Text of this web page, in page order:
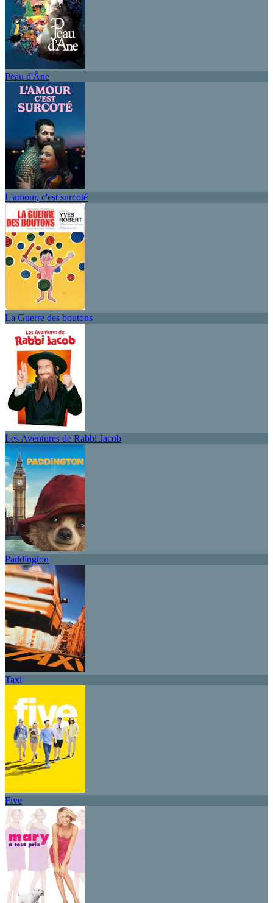
Peau d'Âne
L'amour, c'est surcoté
La Guerre des boutons
Les Aventures de Rabbi Jacob
Paddington
Taxi
Five